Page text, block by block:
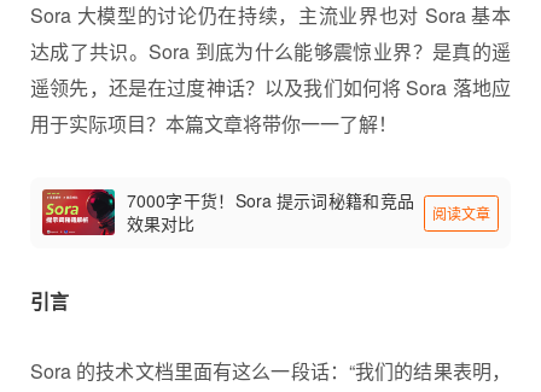
Sora 大模型的讨论仍在持续，主流业界也对 Sora 基本
达成了共识。Sora 到底为什么能够震惊业界？是真的遥
遥领先，还是在过度神话？以及我们如何将 Sora 落地应
用于实际项目？本篇文章将带你一一了解！
7000字干货！Sora 提示词秘籍和竞品
效果对比
阅读文章
引言
Sora 的技术文档里面有这么一段话：“我们的结果表明，